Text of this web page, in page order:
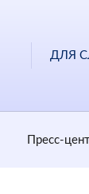
ДЛЯ
Пресс-